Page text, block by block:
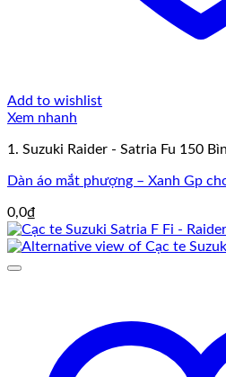
Add to wishlist
Xem nhanh
1. Suzuki Raider - Satria Fu 150
Dàn áo mắt phượng – Xanh Gp
0,0₫